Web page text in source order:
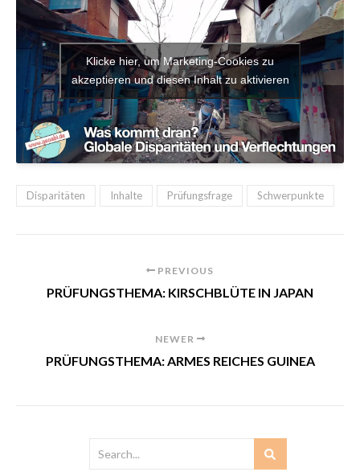
Klicke hier, um Marketing-Cookies zu
akzeptieren und diesen Inhalt zu aktivieren
Disparitäten Inhalte Prüfungsfrage Schwerpunkte
PREVIOUS
PRÜFUNGSTHEMA: KIRSCHBLÜTE IN JAPAN
NEWER
PRÜFUNGSTHEMA: ARMES REICHES GUINEA